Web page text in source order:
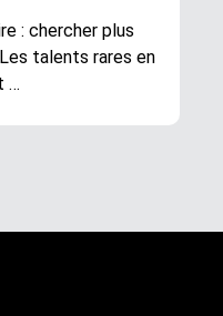
: chercher plus
talents rares en
…